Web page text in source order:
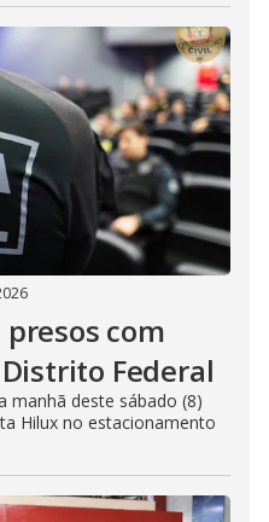
com
Federal
manhã deste sábado (8)
Hilux no estacionamento